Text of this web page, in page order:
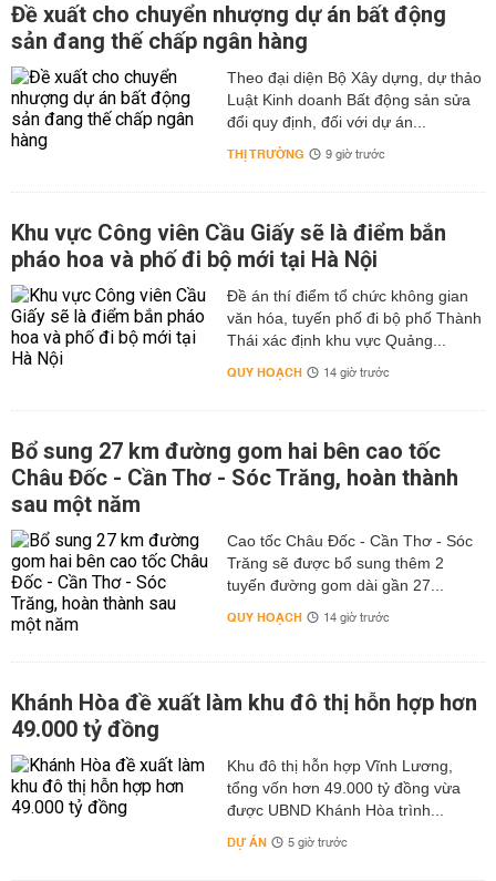
Đề xuất cho chuyển nhượng dự án bất động
sản đang thế chấp ngân hàng
Theo đại diện Bộ Xây dựng, dự thảo
Luật Kinh doanh Bất động sản sửa
đổi quy định, đối với dự án...
THỊ TRƯỜNG 9 giờ trước
Khu vực Công viên Cầu Giấy sẽ là điểm bắn
pháo hoa và phố đi bộ mới tại Hà Nội
Đề án thí điểm tổ chức không gian
văn hóa, tuyến phố đi bộ phố Thành
Thái xác định khu vực Quảng...
QUY HOẠCH 14 giờ trước
Bổ sung 27 km đường gom hai bên cao tốc
Châu Đốc - Cần Thơ - Sóc Trăng, hoàn thành
sau một năm
Cao tốc Châu Đốc - Cần Thơ - Sóc
Trăng sẽ được bổ sung thêm 2
tuyến đường gom dài gần 27...
QUY HOẠCH 14 giờ trước
Khánh Hòa đề xuất làm khu đô thị hỗn hợp hơn
49.000 tỷ đồng
Khu đô thị hỗn hợp Vĩnh Lương,
tổng vốn hơn 49.000 tỷ đồng vừa
được UBND Khánh Hòa trình...
DỰ ÁN 5 giờ trước